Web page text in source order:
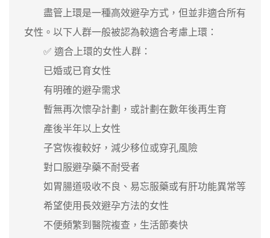
盡管上環是一種高效避孕方式，但並非適合所有
女性。以下人群一般被認為較適合考慮上環：
✅ 適合上環的女性人群：
已婚或已育女性
有明確的避孕需求
暫無再次懷孕計劃，或計劃在數年後再生育
產後半年以上女性
子宮恢複較好，減少移位或穿孔風險
對口服避孕藥不耐受者
如胃腸道吸收不良、易忘服藥或有肝功能異常等
希望使用長效避孕方法的女性
不便頻繁到醫院複查，生活節奏快